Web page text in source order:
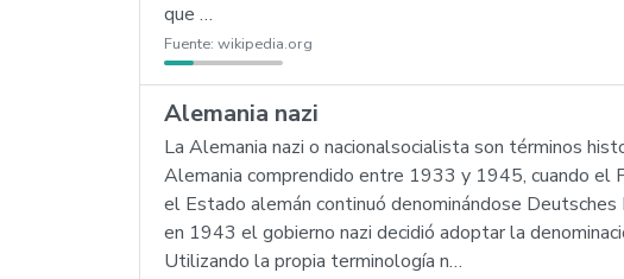
que …
Fuente: wikipedia.org
Alemania nazi
La Alemania nazi o nacionalsocialista son términos
Alemania comprendido entre 1933 y 1945, cuando
el Estado alemán continuó denominándose
en 1943 el gobierno nazi decidió adoptar la
Utilizando la propia terminología n…